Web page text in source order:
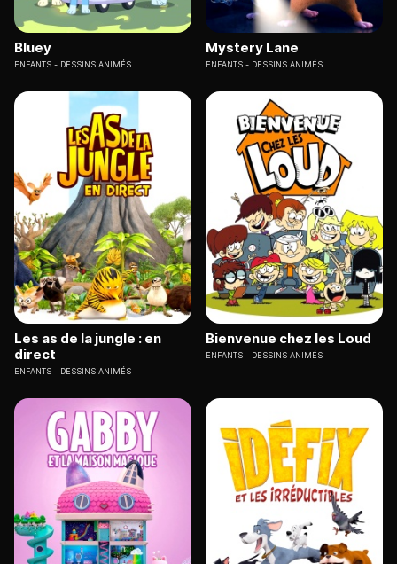
Bluey
ENFANTS DESSINS ANIMÉS
Mystery Lane
ENFANTS DESSINS ANIMÉS
Les as de la jungle : en
direct
ENFANTS DESSINS ANIMÉS
Bienvenue chez les Loud
ENFANTS DESSINS ANIMÉS